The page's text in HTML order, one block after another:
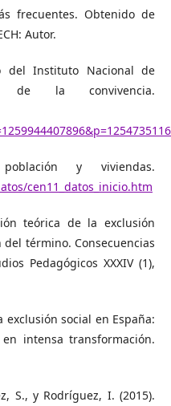
frecuentes. Obtenido de
Autor.
del Instituto Nacional de
de la convivencia.
y viviendas.
cen11_datos_inicio.htm
teórica de la exclusión
término. Consecuencias
Pedagógicos XXXIV (1),
exclusión social en España:
intensa transformación.
S., y Rodríguez, I. (2015).